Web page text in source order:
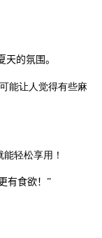
的氛围。
能让人觉得有些麻
轻松享用！
有食欲！ ”